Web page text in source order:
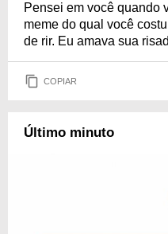
Pensei em você quando
meme do qual você
de rir. Eu amava sua
COPIAR
Último minuto